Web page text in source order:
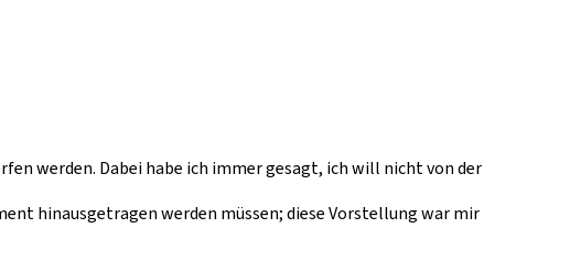
werden. Dabei habe ich immer gesagt, ich will nicht von der
hinausgetragen werden müssen; diese Vorstellung war mir